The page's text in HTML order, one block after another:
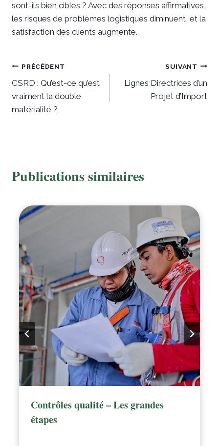
sont-ils bien ciblés ? Avec des réponses affirmatives,
les risques de problèmes logistiques diminuent, et la
satisfaction des clients augmente.
Navigation
de
l’article
PRÉCÉDENT
CSRD : Qu’est-ce qu’est
vraiment la double
matérialité ?
SUIVANT
Lignes Directrices d’un
Projet d’Import
Publications similaires
Contrôles qualité – Les grandes
étapes